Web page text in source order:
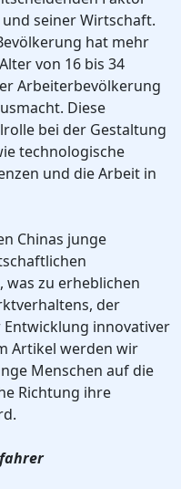
seiner Wirtschaft.
hat mehr
von 16 bis 34
Arbeiterbevölkerung
Diese
bei der Gestaltung
technologische
und die Arbeit in
Chinas junge
zu erheblichen
der
innovativer
Artikel werden wir
Menschen auf die
Richtung ihre